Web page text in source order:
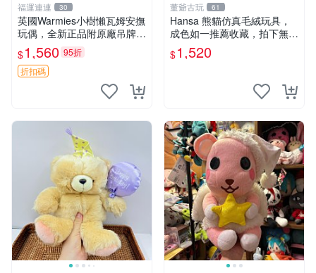
福運連連 30
英國Warmies小樹懶瓦姆安撫
玩偶，全新正品附原廠吊牌與
防塵袋，內藏薰衣草可加熱，
適合各個年齡層，冷暖兩用享
受抱抱樂趣，不容錯過嚴選好
$1,560 95折
折扣碼
董爺古玩 61
Hansa 熊貓仿真毛絨玩具，
成色如一推薦收藏，拍下無疑
心 熊貓 毛絨玩具 收藏
$1,520